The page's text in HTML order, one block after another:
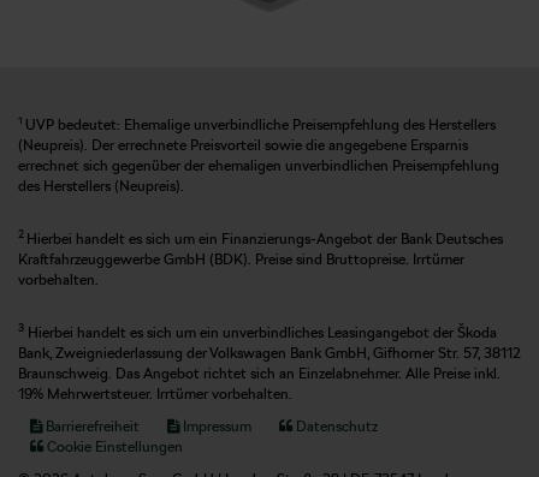
1 UVP bedeutet: Ehemalige unverbindliche Preisempfehlung des Herstellers
(Neupreis). Der errechnete Preisvorteil sowie die angegebene Ersparnis
errechnet sich gegenüber der ehemaligen unverbindlichen Preisempfehlung
des Herstellers (Neupreis).
2 Hierbei handelt es sich um ein Finanzierungs-Angebot der Bank Deutsches
Kraftfahrzeuggewerbe GmbH (BDK). Preise sind Bruttopreise. Irrtümer
vorbehalten.
3 Hierbei handelt es sich um ein unverbindliches Leasingangebot der Škoda
Bank, Zweigniederlassung der Volkswagen Bank GmbH, Gifhorner Str. 57, 38112
Braunschweig. Das Angebot richtet sich an Einzelabnehmer. Alle Preise inkl.
19% Mehrwertsteuer. Irrtümer vorbehalten.
Barrierefreiheit
Impressum
Datenschutz
Cookie Einstellungen